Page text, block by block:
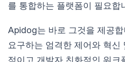
를 통합하는 플랫폼이 필요합
Apidog는 바로 그것을 제공
요구하는 엄격한 제어와 혁신
적이고 개발자 친화적인 워크